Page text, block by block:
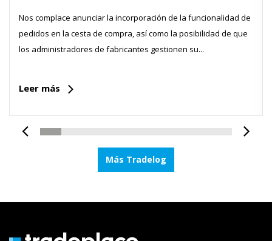
Nos complace anunciar la incorporación de la funcionalidad de
pedidos en la cesta de compra, así como la posibilidad de que
los administradores de fabricantes gestionen su...
Leer más
Más Tradelog